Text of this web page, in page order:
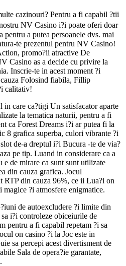
cazinouri? Pentru a fi capabil ?tii
NV Casino i?i poate oferi doar
pentru a putea persoanele dvs. mai
te prezentul pentru NV Casino!
promo?ii atractive De
Casino as a decide cu privire la
Inscrie-te in acest moment ?i
Folosind fiabila, Fillip
calitativ!
in care ca?tigi Un satisfacator aparte
la tematica naturii, pentru a fi
ca Forest Dreams i?i ar putea fi la
8 grafica superba, culori vibrante ?i
de-a dreptul i?i Bucura -te de via?
pe tip. Luand in considerare ca a
e de mirare ca sunt sunt utilizate
din cauza grafica. Jocul
RTP din cauza 96%, ce ii Lua?i on
magice ?i atmosfere enigmatice.
de autoexcludere ?i limite din
i?i controleze obiceiurile de
pentru a fi capabil repetam ?i sa
on casino ?i la Joc este in
sa percepi acest divertisment de
Sala de opera?ie garantate,